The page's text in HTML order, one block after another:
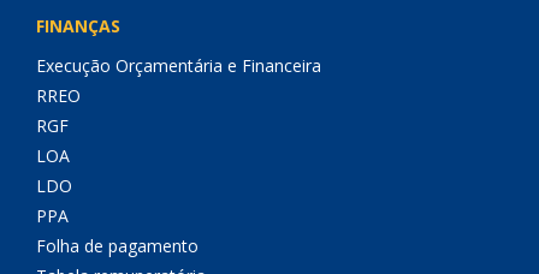
FINANÇAS
Execução Orçamentária e Financeira
RREO
RGF
LOA
LDO
PPA
Folha de pagamento